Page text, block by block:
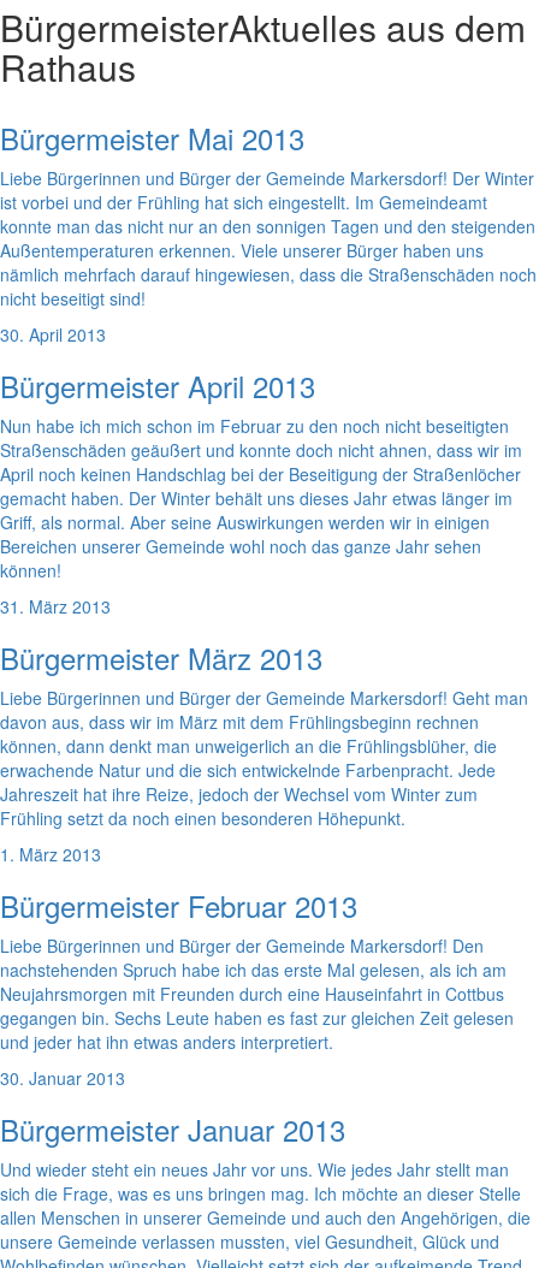
BürgermeisterAktuelles aus dem
Rathaus
Bürgermeister Mai 2013
Liebe Bürgerinnen und Bürger der Gemeinde Markersdorf! Der Winter
ist vorbei und der Frühling hat sich eingestellt. Im Gemeindeamt
konnte man das nicht nur an den sonnigen Tagen und den steigenden
Außentemperaturen erkennen. Viele unserer Bürger haben uns
nämlich mehrfach darauf hingewiesen, dass die Straßenschäden noch
nicht beseitigt sind!
30. April 2013
Bürgermeister April 2013
Nun habe ich mich schon im Februar zu den noch nicht beseitigten
Straßenschäden geäußert und konnte doch nicht ahnen, dass wir im
April noch keinen Handschlag bei der Beseitigung der Straßenlöcher
gemacht haben. Der Winter behält uns dieses Jahr etwas länger im
Griff, als normal. Aber seine Auswirkungen werden wir in einigen
Bereichen unserer Gemeinde wohl noch das ganze Jahr sehen
können!
31. März 2013
Bürgermeister März 2013
Liebe Bürgerinnen und Bürger der Gemeinde Markersdorf! Geht man
davon aus, dass wir im März mit dem Frühlingsbeginn rechnen
können, dann denkt man unweigerlich an die Frühlingsblüher, die
erwachende Natur und die sich entwickelnde Farbenpracht. Jede
Jahreszeit hat ihre Reize, jedoch der Wechsel vom Winter zum
Frühling setzt da noch einen besonderen Höhepunkt.
1. März 2013
Bürgermeister Februar 2013
Liebe Bürgerinnen und Bürger der Gemeinde Markersdorf! Den
nachstehenden Spruch habe ich das erste Mal gelesen, als ich am
Neujahrsmorgen mit Freunden durch eine Hauseinfahrt in Cottbus
gegangen bin. Sechs Leute haben es fast zur gleichen Zeit gelesen
und jeder hat ihn etwas anders interpretiert.
30. Januar 2013
Bürgermeister Januar 2013
Und wieder steht ein neues Jahr vor uns. Wie jedes Jahr stellt man
sich die Frage, was es uns bringen mag. Ich möchte an dieser Stelle
allen Menschen in unserer Gemeinde und auch den Angehörigen, die
unsere Gemeinde verlassen mussten, viel Gesundheit, Glück und